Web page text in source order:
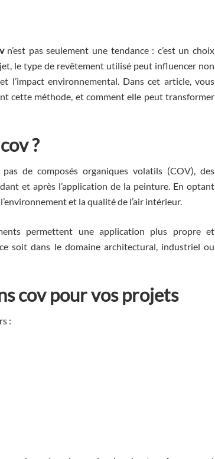
n’est pas seulement une tendance : c’est un choix
le type de revêtement utilisé peut influencer non
l’impact environnemental. Dans cet article, vous
cette méthode, et comment elle peut transformer
?
de composés organiques volatils (COV), des
et après l’application de la peinture. En optant
et la qualité de l’air intérieur.
permettent une application plus propre et
soit dans le domaine architectural, industriel ou
covpour vos projets
: